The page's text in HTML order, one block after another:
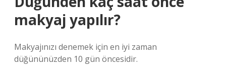
makyaj yapılır?
Makyajınızı denemek için en iyi zaman
düğününüzden 10 gün öncesidir.